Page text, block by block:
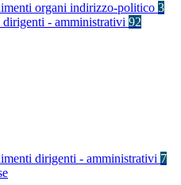
organi indirizzo-politico 3
- amministrativi 92
dirigenti - amministrativi 7